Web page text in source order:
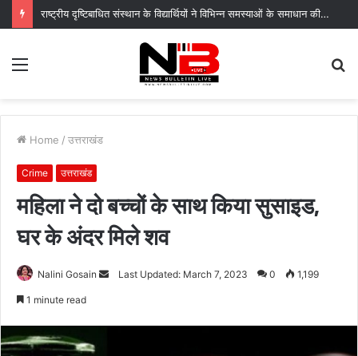
राष्ट्रीय दृष्टिबाधित संस्थान के विद्यार्थियों ने विभिन्न समस्याओं के समाधान की उठाई मांग
Menu
Home / उत्तराखंड
Crime उत्तराखंड
महिला ने दो बच्चों के साथ किया सुसाइड,
घर के अंदर मिले शव
Nalini Gosain
SendLast Updated: March 7, 2023 0 1,199
1 minute read